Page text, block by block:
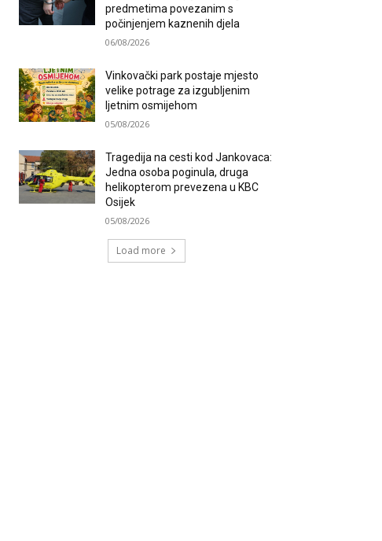
predmetima povezanim s
počinjenjem kaznenih djela
06/08/2026
Vinkovački park postaje mjesto
velike potrage za izgubljenim
ljetnim osmijehom
05/08/2026
Tragedija na cesti kod Jankovaca:
Jedna osoba poginula, druga
helikopterom prevezena u KBC
Osijek
05/08/2026
Load more